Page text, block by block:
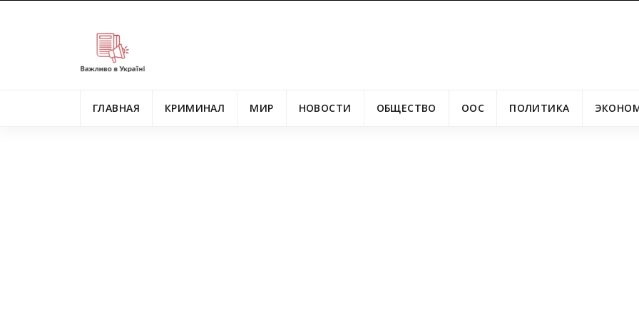
ГЛАВНАЯ КРИМИНАЛ МИР НОВОСТИ ОБЩЕСТВО ООС ПОЛИТИКА